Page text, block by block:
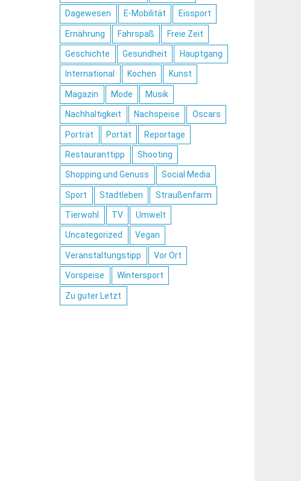
Dagewesen E-Mobilität Eissport
Ernährung Fahrspaß Freie Zeit
Geschichte Gesundheit Hauptgang
International Kochen Kunst
Magazin Mode Musik
Nachhaltigkeit Nachspeise Oscars
Porträt Portät Reportage
Restauranttipp Shooting
Shopping und Genuss Social Media
Sport Stadtleben Straußenfarm
Tierwohl TV Umwelt
Uncategorized Vegan
Veranstaltungstipp Vor Ort
Vorspeise Wintersport
Zu guter Letzt